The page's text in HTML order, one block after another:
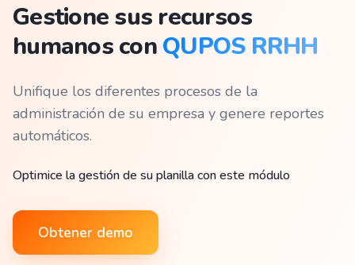
Gestione sus recursos
humanos con QUPOS RRHH
Unifique los diferentes procesos de la
administración de su empresa y genere reportes
automáticos.
Optimice la gestión de su planilla con este módulo
Obtener demo